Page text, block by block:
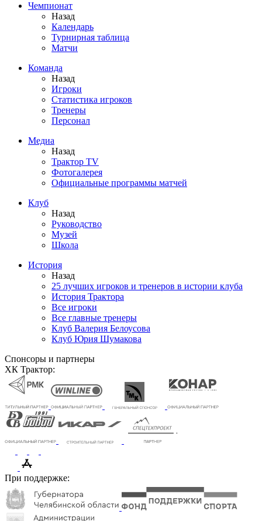
Чемпионат
Назад
Календарь
Турнирная таблица
Матчи
Команда
Назад
Игроки
Статистика игроков
Тренеры
Персонал
Медиа
Назад
Трактор TV
Фотогалерея
Официальные программы матчей
Клуб
Назад
Руководство
Музей
Школа
История
Назад
25 лучших игроков и тренеров в истории клуба
История Трактора
Все игроки
Все главные тренеры
Клуб Валерия Белоусова
Клуб Юрия Шумакова
Спонсоры и партнеры
ХК Трактор:
При поддержке: